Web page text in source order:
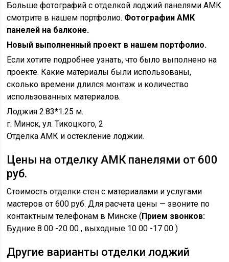
Больше фотографий с отделкой лоджий панелями АМК
смотрите в нашем портфолио. Фотографии АМК
панелей на балконе.
Новый выполненный проект в нашем портфолио.
Если хотите подробнее узнать, что было выполнено на
проекте. Какие материалы были использованы,
сколько времени длился монтаж и количество
использованных материалов.
Лоджия 2.83*1.25 м.
г. Минск, ул. Тикоцкого, 2
Отделка АМК и остекление лоджии.
Цены на отделку АМК панелями от 600
руб.
Стоимость отделки стен с материалами и услугами
мастеров от 600 руб. Для расчета цены — звоните по
контактным телефонам в Минске (Прием звонков:
Будние 8 00 -20 00 , выходные 10 00 -17 00 )
Другие варианты отделки лоджий